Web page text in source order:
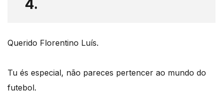
4.
Querido Florentino Luís.
Tu és especial, não pareces pertencer ao mundo do
futebol.